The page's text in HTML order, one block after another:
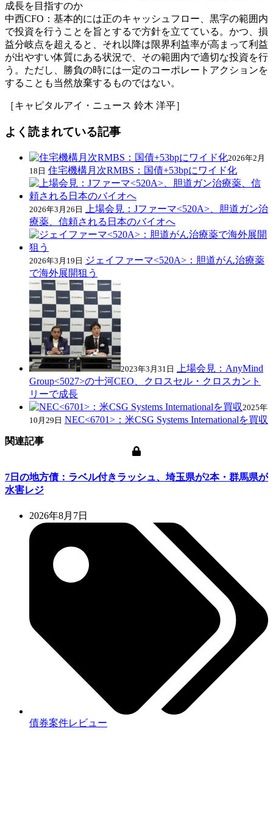
成長を目指すのか
中西CFO：基本的には正のキャッシュフロー、黒字の範囲内
で投資を行うことを旨とするで方針を立てている。かつ、損
益分岐点を超えると、それ以降は限界利益率が高まって利益
が出やすい体質にある状況で、その範囲内で適切な投資を行
う。ただし、勝負の時には一定のコーポレートアクションを
することも当然放棄するものではない。
［キャピタルアイ・ニュース 鈴木 洋平］
よく読まれている記事
2026年2月
18日 住宅機構月次RMBS：国債+53bpにワイド化
2026年3月26日
上場会見：Jファーマ<520A>、胆道ガン治
療薬、信頼される日本のバイオへ
2026年3月19日 ジェイファーマ<520A>：胆道がん治療薬
で海外展開狙う
2023年3月31日
上場会見：AnyMind
Group<5027>の十河CEO、クロスセル・クロスカント
リーで成長
2025年
10月29日 NEC<6701>：米CSG Systems Internationalを買収
関連記事
7日の地方債：ラベル付きラッシュ、埼玉県が2本・群馬県が
水害レジ
2026年8月7日
債券案件レビュー